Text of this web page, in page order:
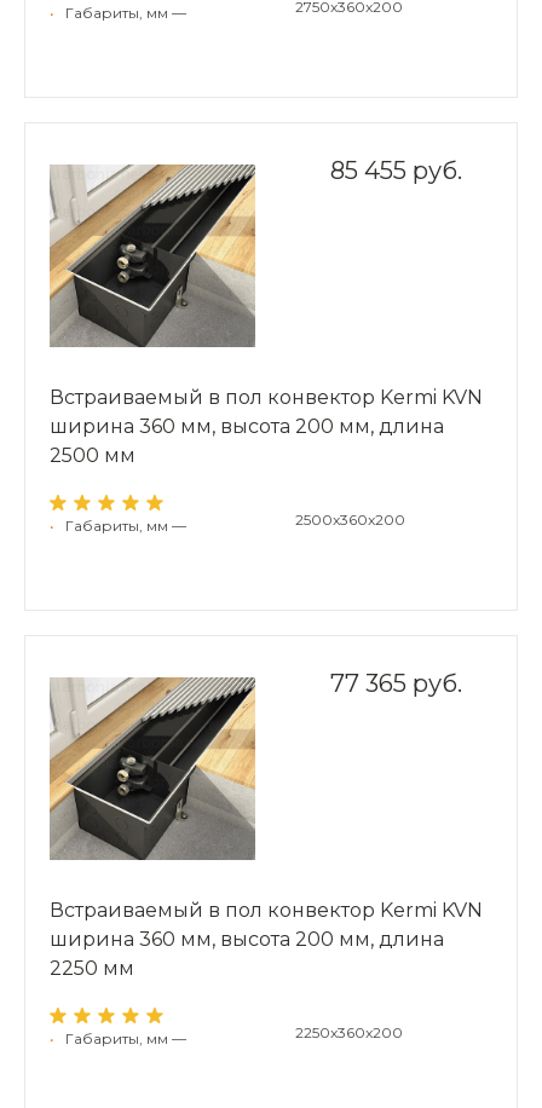
• Габариты, мм — 2750x360x200
85 455 руб.
Встраиваемый в пол конвектор Kermi KVN
ширина 360 мм, высота 200 мм, длина
2500 мм
• Габариты, мм — 2500x360x200
77 365 руб.
Встраиваемый в пол конвектор Kermi KVN
ширина 360 мм, высота 200 мм, длина
2250 мм
• Габариты, мм — 2250x360x200